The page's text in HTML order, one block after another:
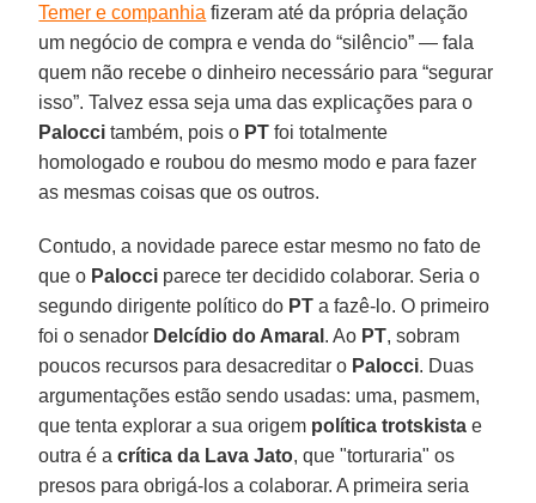
Temer e companhia fizeram até da própria delação
um negócio de compra e venda do “silêncio” — fala
quem não recebe o dinheiro necessário para “segurar
isso”. Talvez essa seja uma das explicações para o
Palocci também, pois o PT foi totalmente
homologado e roubou do mesmo modo e para fazer
as mesmas coisas que os outros.
Contudo, a novidade parece estar mesmo no fato de
que o Palocci parece ter decidido colaborar. Seria o
segundo dirigente político do PT a fazê-lo. O primeiro
foi o senador Delcídio do Amaral . Ao PT, sobram
poucos recursos para desacreditar o Palocci. Duas
argumentações estão sendo usadas: uma, pasmem,
que tenta explorar a sua origem política trotskista e
outra é acrítica da Lava Jato, que "torturaria" os
presos para obrigá-los a colaborar. A primeira seria